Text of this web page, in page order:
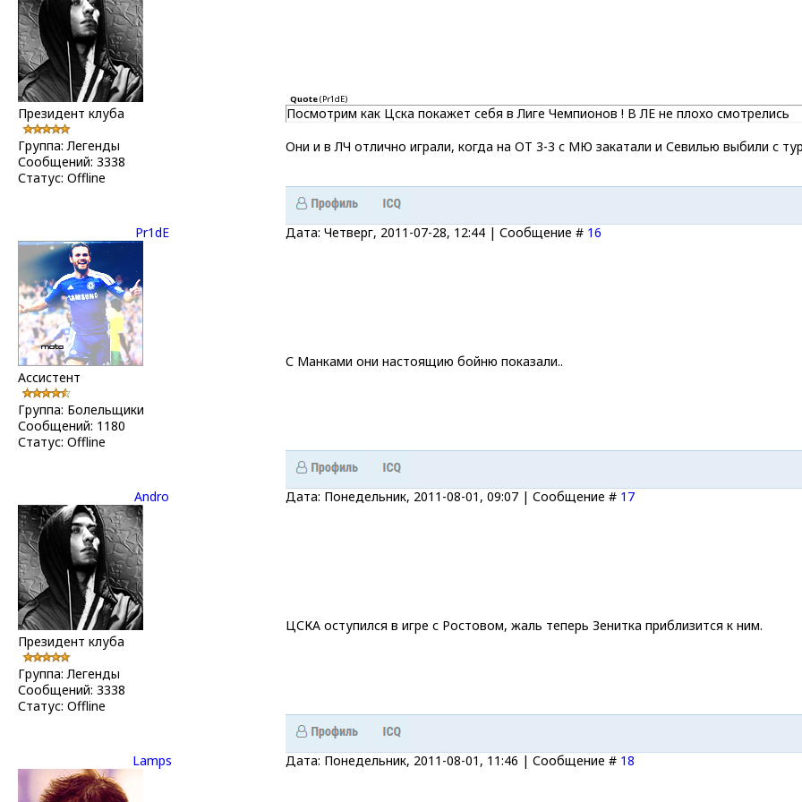
Президент клуба
Группа: Легенды
Сообщений: 3338
Статус: Offline
Quote(Pr1dE)
Посмотрим как Цска покажет себя в Лиге Чемпионов ! В ЛЕ не плохо смотрелись
Они и в ЛЧ отлично играли, когда на ОТ 3-3 с МЮ закатали и Севилью выбили с
Pr1dE Дата: Четверг, 2011-07-28, 12:44 | Сообщение # 16
Ассистент
Группа: Болельщики
Сообщений: 1180
Статус: Offline
С Манками они настоящию бойню показали..
Andro Дата: Понедельник, 2011-08-01, 09:07 | Сообщение # 17
Президент клуба
Группа: Легенды
Сообщений: 3338
Статус: Offline
ЦСКА оступился в игре с Ростовом, жаль теперь Зенитка приблизится к ним.
Lamps Дата: Понедельник, 2011-08-01, 11:46 | Сообщение # 18